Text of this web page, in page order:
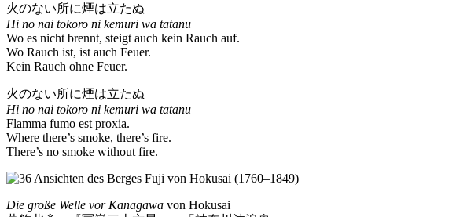
火のない所に煙は立たぬ
Hi no nai tokoro ni kemuri wa tatanu
Wo es nicht brennt, steigt auch kein Rauch auf.
Wo Rauch ist, ist auch Feuer.
Kein Rauch ohne Feuer.
火のない所に煙は立たぬ
Hi no nai tokoro ni kemuri wa tatanu
Flamma fumo est proxia.
Where there’s smoke, there’s fire.
There’s no smoke without fire.
Die große Welle vor Kanagawa von Hokusai